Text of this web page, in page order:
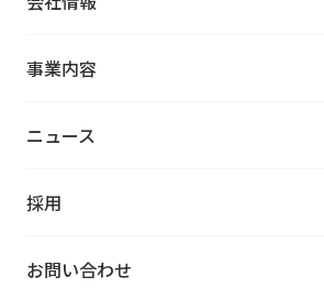
事業内容
ニュース
採用
お問い合わせ